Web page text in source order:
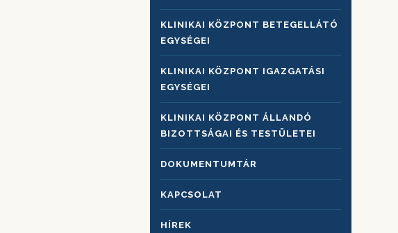
KLINIKAI KÖZPONT BETEGELLÁTÓ
EGYSÉGEI
KLINIKAI KÖZPONT IGAZGATÁSI
EGYSÉGEI
KLINIKAI KÖZPONT ÁLLANDÓ
BIZOTTSÁGAI ÉS TESTÜLETEI
DOKUMENTUMTÁR
KAPCSOLAT
HÍREK